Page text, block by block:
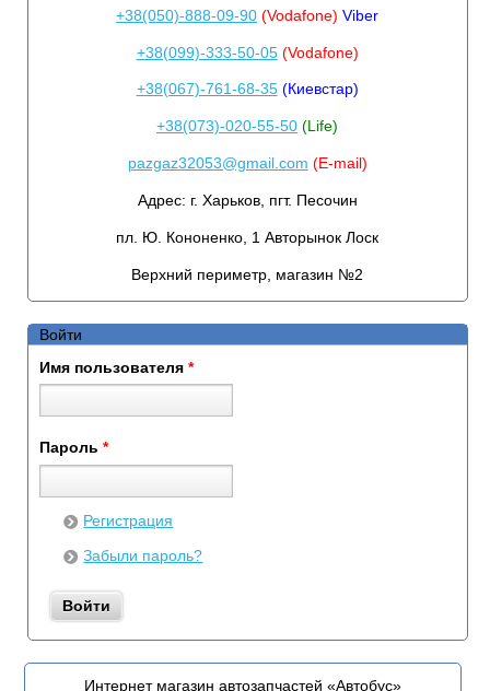
+38(050)-888-09-90 (Vodafone)Viber
+38(099)-333-50-05(Vodafone)
+38(067)-761-68-35(Киевстар)
+38(073)-020-55-50 (Life)
pazgaz32053@gmail.com (E-mail)
Адрес: г. Харьков, пгт. Песочин
пл. Ю. Кононенко, 1 Авторынок Лоск
Верхний периметр, магазин №2
Войти
Имя пользователя *
Пароль *
Регистрация
Забыли пароль?
Интернет магазин автозапчастей «Автобус»